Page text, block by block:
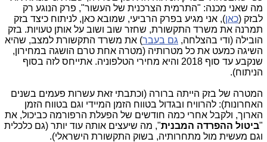
מה שאני מכנה: "התרמית הצרכנית של העשור", פרק הנוגע רק
לבזק (כאן), אני מגיע בפרק הרביעי, שמובא כאן, לניתוח כיצד בזק
תמרנה את משרד התקשורת, שחזר שוב ושוב על אותן טעויות. בזק
הובילה (ודי בהצלחה, גם בעבר) את משרד התקשורת למצב, שהיא
השיגה כמעט את כל מטרותיה (מטרה אחת טרם הושגה במחירון,
שנקבע עד סוף 2018 והיא מחירי הטלפוניה. אתייחס לזה בסוף
הניתוח).
המטרה של בזק הייתה ברורה (וכתבתי זאת עשרות פעמים בשנים
האחרונות): להרוויח ובגדול בטווח הזמן המיידי וגם בטווח הזמן
הארוך, ולקבל אחרי כמה חודשים של הפעלת הרפורמה כביכול, את
"ביטול ההפרדה המבנית", מה שיעצים אותה עוד יותר (גם כלכלית
וגם מעשית מול מתחרותיה, בשוק התקשורת הישראלי).